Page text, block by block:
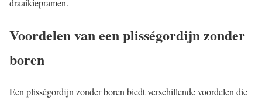
draaikiepramen.
Voordelen van een plisségordijn zonder
boren
Een plisségordijn zonder boren biedt verschillende voordelen die